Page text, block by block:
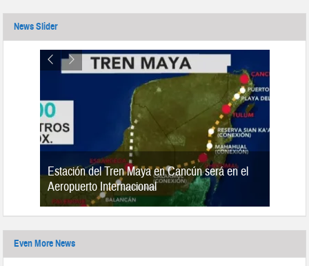
News Slider
Estación del Tren Maya en Cancún será en el
Aeropuerto Internacional
Even More News